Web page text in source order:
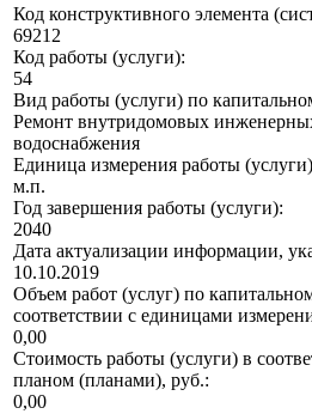
Код конструктивного элемента
69212
Код работы (услуги):
54
Вид работы (услуги) по
Ремонт внутридомовых
водоснабжения
Единица измерения работы
м.п.
Год завершения работы (услуги):
2040
Дата актуализации информации,
10.10.2019
Объем работ (услуг) по
соответствии с единицами
0,00
Стоимость работы (услуги) в
планом (планами), руб.:
0,00